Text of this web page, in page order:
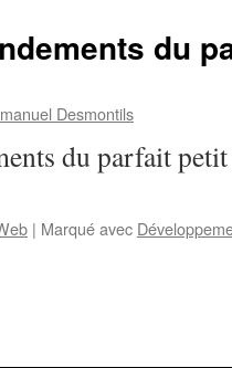
du
Desmontils
du parfait
| Marqué avec